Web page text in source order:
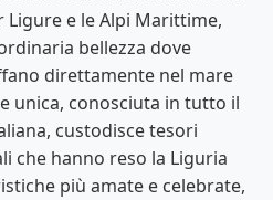
e le Alpi Marittime,
bellezza dove
direttamente nel mare
unica, conosciuta in tutto il
custodisce tesori
che hanno reso la Liguria
più amate e celebrate,